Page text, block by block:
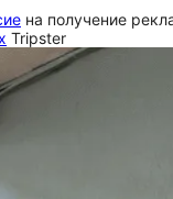
на получение
Tripster